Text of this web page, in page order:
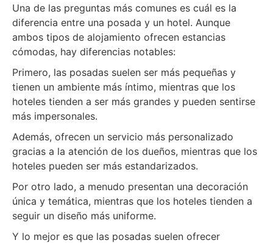
Una de las preguntas más comunes es cuál es la
diferencia entre una posada y un hotel. Aunque
ambos tipos de alojamiento ofrecen estancias
cómodas, hay diferencias notables:
Primero, las posadas suelen ser más pequeñas y
tienen un ambiente más íntimo, mientras que los
hoteles tienden a ser más grandes y pueden sentirse
más impersonales.
Además, ofrecen un servicio más personalizado
gracias a la atención de los dueños, mientras que los
hoteles pueden ser más estandarizados.
Por otro lado, a menudo presentan una decoración
única y temática, mientras que los hoteles tienden a
seguir un diseño más uniforme.
Y lo mejor es que las posadas suelen ofrecer